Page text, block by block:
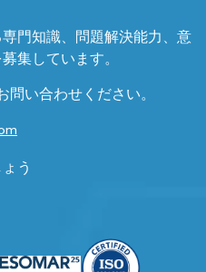
門知識、問題解決能力、意
集しています。
い合わせください。
う